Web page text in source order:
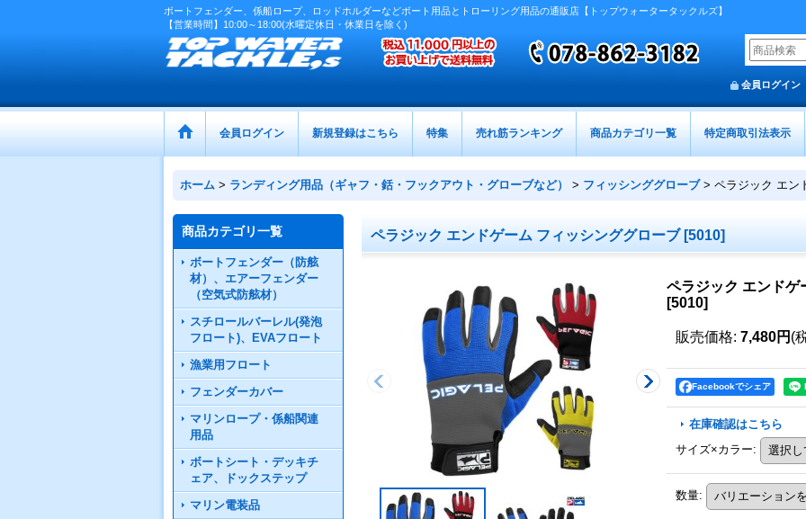
ボートフェンダー、係船ロープ、ロッドホルダーなどボート用品とトローリング用品の通販店【トップウォータータックルズ】
【営業時間】10:00～18:00(水曜定休日・休業日を除く)
会員ログイン
会員ログイン 新規登録はこちら 特集 売れ筋ランキング 商品カテゴリ一覧 特定商取引法表示
ホーム > ランディング用品（ギャフ・銛・フックアウト・グローブなど） > フィッシンググローブ > ペラジック エン
商品カテゴリ一覧
ボートフェンダー（防舷
材）、エアーフェンダー
（空気式防舷材）
スチロールバーレル(発泡
フロート)、EVAフロート
漁業用フロート
フェンダーカバー
マリンロープ・係船関連
用品
ボートシート・デッキチ
ェア、ドックステップ
マリン電装品
ペラジック エンドゲーム フィッシンググローブ [5010]
ペラジック エンドゲ
[5010]
販売価格: 7,480円 (
Facebookでシェア
在庫確認はこちら
サイズ×カラー:
数量: